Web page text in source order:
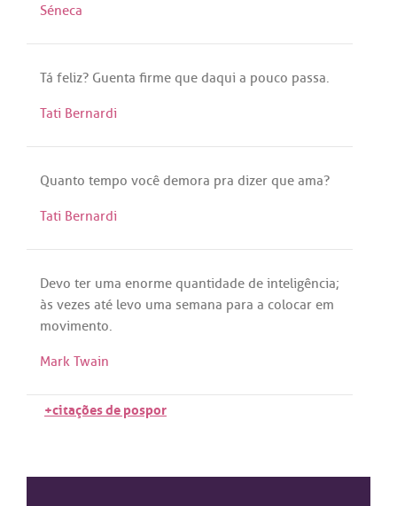
Séneca
Tá feliz? Guenta firme que daqui a pouco passa.
Tati Bernardi
Quanto tempo você demora pra dizer que ama?
Tati Bernardi
Devo ter uma enorme quantidade de inteligência;
às vezes até levo uma semana para a colocar em
movimento.
Mark Twain
+citações de pospor